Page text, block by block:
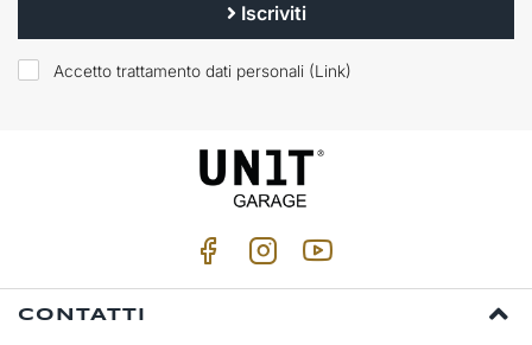
Iscriviti
Accetto trattamento dati personali (Link)
CONTATTI